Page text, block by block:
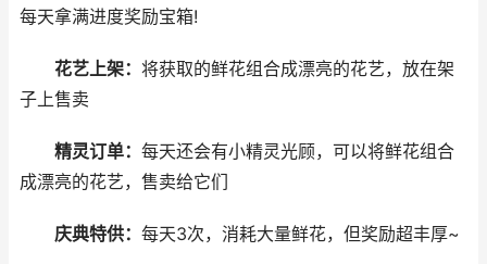
每天拿满进度奖励宝箱!
花艺上架： 将获取的鲜花组合成漂亮的花艺，放在架
子上售卖
精灵订单： 每天还会有小精灵光顾，可以将鲜花组合
成漂亮的花艺，售卖给它们
庆典特供： 每天3次，消耗大量鲜花，但奖励超丰厚~